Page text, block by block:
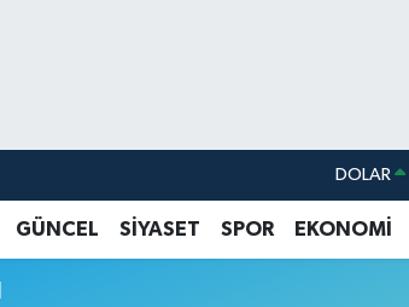
DOLAR
EURO
STERLİN
GÜNCEL SİYASET SPOR EKONOMİ